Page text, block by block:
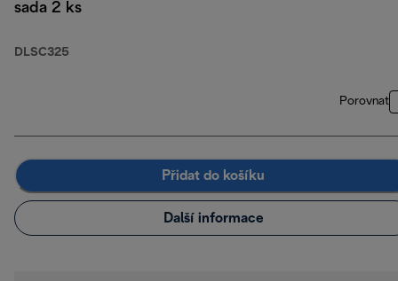
sada 2 ks
DLSC325
Porovnat
Přidat do košíku
Další informace